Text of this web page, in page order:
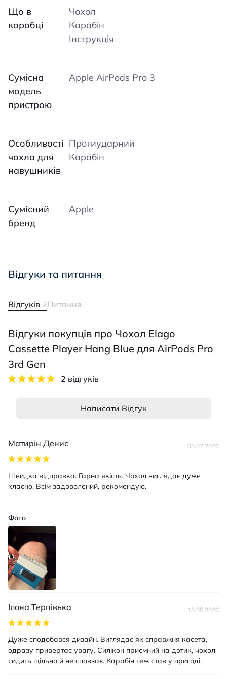
Що в
коробці
Чохол
Карабін
Інструкція
Сумісна
модель
пристрою
Apple AirPods Pro 3
Особливості
чохла для
навушників
Протиударний
Карабін
Сумісний
бренд
Apple
Відгуки та питання
Відгуків 2Питання
Відгуки покупців про Чохол Elago
Cassette Player Hang Blue для AirPods Pro
3rd Gen
2 відгуків
Написати Відгук
Матирін Денис 05.07.2026
Швидка відправка. Гарна якість. Чохол виглядає дуже
класно. Всім задоволений, рекомендую.
Фото
Ілона Терпівька 18.05.2026
Дуже сподобався дизайн. Виглядає як справжня касета,
одразу привертає увагу. Силікон приємний на дотик, чохол
сидить щільно й не сповзає. Карабін теж став у пригоді.